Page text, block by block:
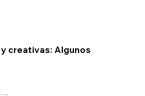
creativas: Algunos